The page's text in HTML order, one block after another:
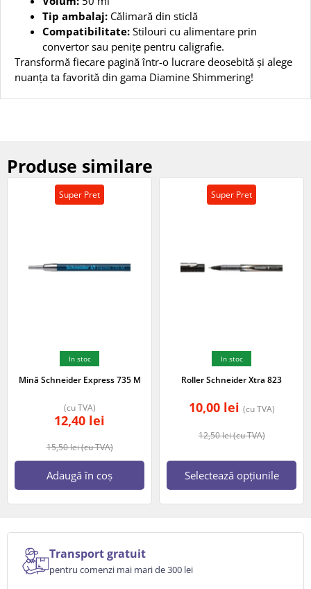
Tip ambalaj: Călimară din sticlă
Compatibilitate: Stilouri cu alimentare prin
convertor sau penițe pentru caligrafie.
Transformă fiecare pagină într-o lucrare deosebită și alege
nuanța ta favorită din gama Diamine Shimmering!
Produse similare
Super Pret
In stoc
Mină Schneider Express 735 M
15,50lei(cu TVA)
12,40 lei
(cu TVA)
Adaugă în coș
Super Pret
In stoc
Roller Schneider Xtra 823
12,50lei(cu TVA)
10,00 lei (cu TVA)
Selectează opțiunile
Transport gratuit
pentru comenzi mai mari de 300 lei